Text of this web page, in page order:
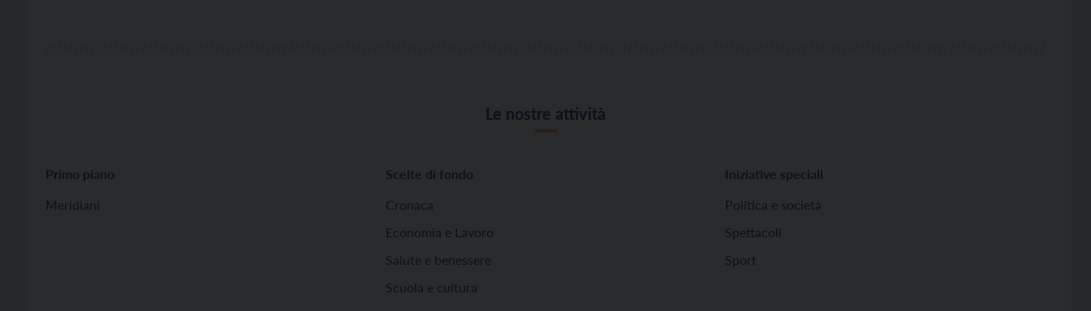
Le nostre attività
Primo piano
Meridiani
Scelte di fondo
Cronaca
Economia e Lavoro
Salute e benessere
Scuola e cultura
Iniziative speciali
Politica e società
Spettacoli
Sport